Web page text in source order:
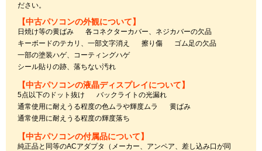
ださい。
【中古パソコンの外観について】
日焼け等の黄ばみ
各コネクターカバー、ネジカバーの欠品
キーボードのテカリ、一部文字消え
擦り傷
ゴム足の欠品
一部の塗装ハゲ、コーティングハゲ
シール貼りの跡、落ちない汚れ
【中古パソコンの液晶ディスプレイについて】
5点以下のドット抜け
バックライトの光漏れ
通常使用に耐えうる程度の色ムラや輝度ムラ
黄ばみ
通常使用に耐えうる程度の輝度落ち
【中古パソコンの付属品について】
純正品と同等のACアダプタ（メーカー、アンペア、差し込み口が同